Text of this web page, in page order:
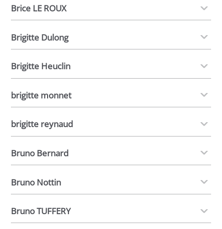
Brice LE ROUX
Brigitte Dulong
Brigitte Heuclin
brigitte monnet
brigitte reynaud
Bruno Bernard
Bruno Nottin
Bruno TUFFERY